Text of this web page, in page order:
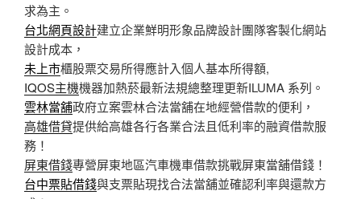
求為主。
台北網頁設計建立企業鮮明形象品牌設計團隊客製化網站
設計成本，
未上市櫃股票交易所得應計入個人基本所得額,
IQOS主機機器加熱菸最新法規總整理更新ILUMA 系列。
雲林當舖政府立案雲林合法當舖在地經營借款的便利，
高雄借貸提供給高雄各行各業合法且低利率的融資借款服
務！
屏東借錢專營屏東地區汽車機車借款挑戰屏東當舖借錢！
台中票貼借錢與支票貼現找合法當舖並確認利率與還款方